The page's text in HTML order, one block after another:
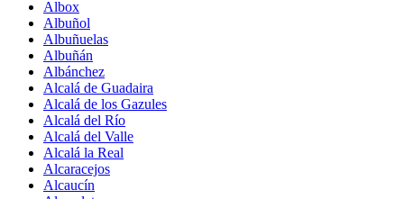
Albox
Albuñol
Albuñuelas
Albuñán
Albánchez
Alcalá de Guadaira
Alcalá de los Gazules
Alcalá del Río
Alcalá del Valle
Alcalá la Real
Alcaracejos
Alcaucín